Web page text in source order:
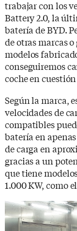
trabajar con los
Battery 2.0, la
batería de BYD.
de otras marcas
modelos
conseguiremos
coche en
Según la marca,
velocidades de
compatibles
batería en
de carga en
gracias a un
que tiene
1.000 KW, como